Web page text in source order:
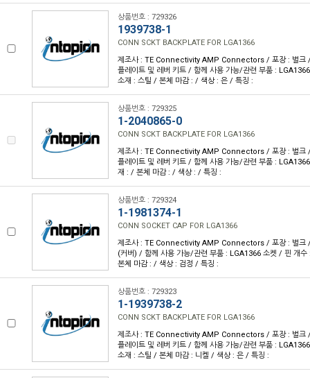
상품번호 : 729326
1939738-1
CONN SCKT BACKPLATE FOR LGA1366
제조사 : TE Connectivity AMP Connectors / 포장 : 벌크
플레이트 및 레버 키트 / 함께 사용 가능/관련 부품 :
소재 : 스틸 / 본체 마감 : / 색상 : 은 / 특징 :
상품번호 : 729325
1-2040865-0
CONN SCKT BACKPLATE FOR LGA1366
제조사 : TE Connectivity AMP Connectors / 포장 : 벌크
플레이트 및 레버 키트 / 함께 사용 가능/관련 부품 :
재 : / 본체 마감 : / 색상 : / 특징 :
상품번호 : 729324
1-1981374-1
CONN SOCKET CAP FOR LGA1366
제조사 : TE Connectivity AMP Connectors / 포장 : 벌크
(커버) / 함께 사용 가능/관련 부품 : LGA1366 소켓 / 핀 개
본체 마감 : / 색상 : 검정 / 특징 :
상품번호 : 729323
1-1939738-2
CONN SCKT BACKPLATE FOR LGA1366
제조사 : TE Connectivity AMP Connectors / 포장 : 벌크
플레이트 및 레버 키트 / 함께 사용 가능/관련 부품 :
소재 : 스틸 / 본체 마감 : 니켈 / 색상 : 은 / 특징 :